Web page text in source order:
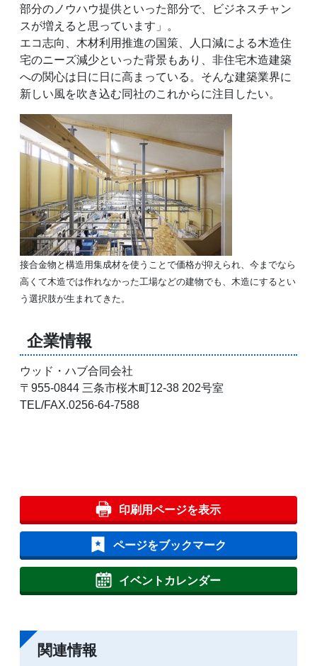
部分のノウハウ提供といった部分で、ビジネスチャン
スが増えると思っています」。
エコ志向、木材利用推進の国策、人口減による木造住
宅のニーズ減少といった背景もあり、非住宅木造建築
への関心は日に日に高まっている。そんな建築業界に
新しい風を吹き込む同社のこれからに注目したい。
接合金物と構造用集成材を使うことで価格が抑えられ、今までなら
高くて木造では作れなかった工場などの建物でも、木造にするとい
う選択肢が生まれてきた。
企業情報
ウッド・ハブ合同会社
〒955-0844 三条市桜木町12-38 202号室
TEL/FAX.0256-64-7588
印刷用ページを表示
ページをブックマーク
イベントカレンダー
関連情報